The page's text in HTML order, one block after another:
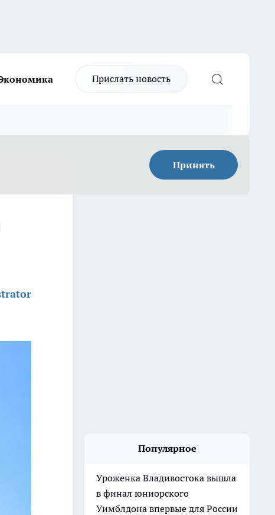
Прислать новость
Принять
Популярное
Уроженка Владивостока вышла
в финал юниорского
Уимблдона впервые для России